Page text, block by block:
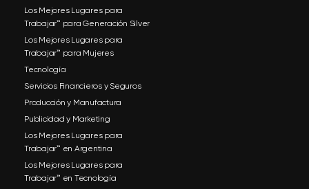
Los Mejores Lugares para
Trabajar™ para Generación Silver
Los Mejores Lugares para
Trabajar™ para Mujeres
Tecnología
Servicios Financieros y Seguros
Producción y Manufactura
Publicidad y Marketing
Los Mejores Lugares para
Trabajar™ en Argentina
Los Mejores Lugares para
Trabajar™ en Tecnología